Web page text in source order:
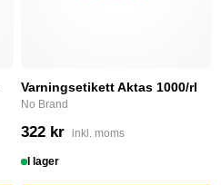
Varningsetikett Aktas 1000/rl
No Brand
322 kr inkl. moms
I lager